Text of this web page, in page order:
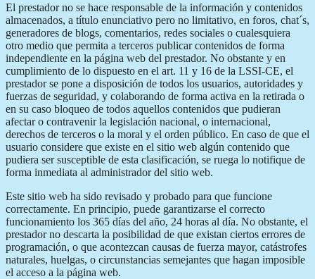
El prestador no se hace responsable de la información y contenidos
almacenados, a título enunciativo pero no limitativo, en foros, chat´s,
generadores de blogs, comentarios, redes sociales o cualesquiera
otro medio que permita a terceros publicar contenidos de forma
independiente en la página web del prestador. No obstante y en
cumplimiento de lo dispuesto en el art. 11 y 16 de la LSSI-CE, el
prestador se pone a disposición de todos los usuarios, autoridades y
fuerzas de seguridad, y colaborando de forma activa en la retirada o
en su caso bloqueo de todos aquellos contenidos que pudieran
afectar o contravenir la legislación nacional, o internacional,
derechos de terceros o la moral y el orden público. En caso de que el
usuario considere que existe en el sitio web algún contenido que
pudiera ser susceptible de esta clasificación, se ruega lo notifique de
forma inmediata al administrador del sitio web.
Este sitio web ha sido revisado y probado para que funcione
correctamente. En principio, puede garantizarse el correcto
funcionamiento los 365 días del año, 24 horas al día. No obstante, el
prestador no descarta la posibilidad de que existan ciertos errores de
programación, o que acontezcan causas de fuerza mayor, catástrofes
naturales, huelgas, o circunstancias semejantes que hagan imposible
el acceso a la página web.